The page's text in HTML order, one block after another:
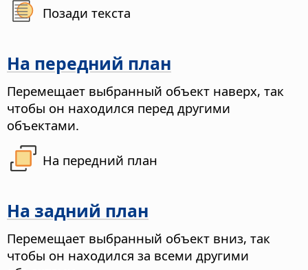
Позади текста
На передний план
Перемещает выбранный объект наверх, так
чтобы он находился перед другими
объектами.
На передний план
На задний план
Перемещает выбранный объект вниз, так
чтобы он находился за всеми другими